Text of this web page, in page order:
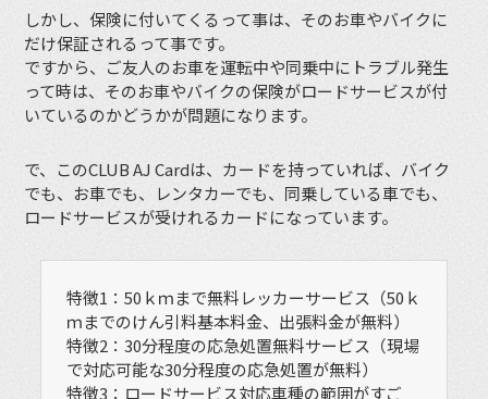
しかし、保険に付いてくるって事は、そのお車やバイクに
だけ保証されるって事です。
ですから、ご友人のお車を運転中や同乗中にトラブル発生
って時は、そのお車やバイクの保険がロードサービスが付
いているのかどうかが問題になります。
で、このCLUB AJ Cardは、カードを持っていれば、バイク
でも、お車でも、レンタカーでも、同乗している車でも、
ロードサービスが受けれるカードになっています。
特徴1：50ｋｍまで無料レッカーサービス（50ｋ
ｍまでのけん引料基本料金、出張料金が無料）
特徴2：30分程度の応急処置無料サービス（現場
で対応可能な30分程度の応急処置が無料）
特徴3：ロードサービス対応車種の範囲がすご